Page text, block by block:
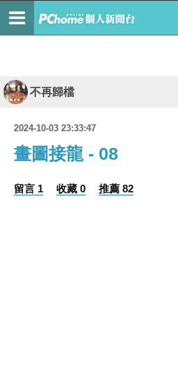
不再歸檔
2024-10-03 23:33:47
畫圖接龍 - 08
留言 1 收藏 0 推薦 82